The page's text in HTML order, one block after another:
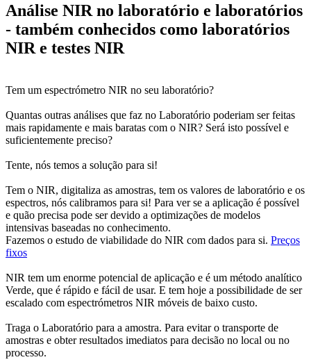
Análise NIR no laboratório e laboratórios
- também conhecidos como laboratórios
NIR e testes NIR
Tem um espectrómetro NIR no seu laboratório?
Quantas outras análises que faz no Laboratório poderiam ser feitas
mais rapidamente e mais baratas com o NIR? Será isto possível e
suficientemente preciso?
Tente, nós temos a solução para si!
Tem o NIR, digitaliza as amostras, tem os valores de laboratório e os
espectros, nós calibramos para si! Para ver se a aplicação é possível
e quão precisa pode ser devido a optimizações de modelos
intensivas baseadas no conhecimento.
Fazemos o estudo de viabilidade do NIR com dados para si. Preços
fixos
NIR tem um enorme potencial de aplicação e é um método analítico
Verde, que é rápido e fácil de usar. E tem hoje a possibilidade de ser
escalado com espectrómetros NIR móveis de baixo custo.
Traga o Laboratório para a amostra. Para evitar o transporte de
amostras e obter resultados imediatos para decisão no local ou no
processo.